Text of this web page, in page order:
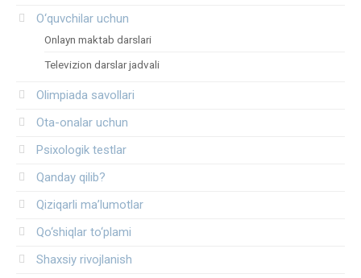
O‘quvchilar uchun
Onlayn maktab darslari
Televizion darslar jadvali
Olimpiada savollari
Ota-onalar uchun
Psixologik testlar
Qanday qilib?
Qiziqarli ma’lumotlar
Qo‘shiqlar to‘plami
Shaxsiy rivojlanish